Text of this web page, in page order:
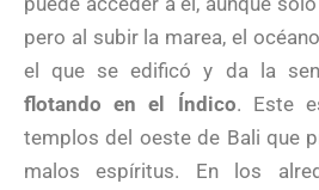
pero al subir la marea, el
el que se edificó y da la
flotando en el Índico. Este
templos del oeste de Bali que
malos espíritus. En los